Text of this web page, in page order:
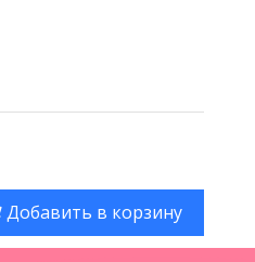
Добавить в корзину